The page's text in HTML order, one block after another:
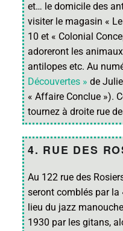
et… le domicile des
visiter le magasin «
10 et « Colonial
adoreront les
antilopes etc. Au
Découvertes » de
« Affaire Conclue »).
tournez à droite rue
4. RUE DES
Au 122 rue des
seront comblés par la
lieu du jazz
1930 par les gitans,